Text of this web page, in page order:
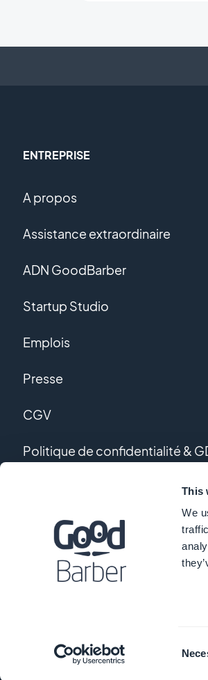
This
We
ENTREPRISE
A propos
Assistance extraordinaire
ADN GoodBarber
Startup Studio
Emplois
Presse
CGV
Politique de confidentialité &